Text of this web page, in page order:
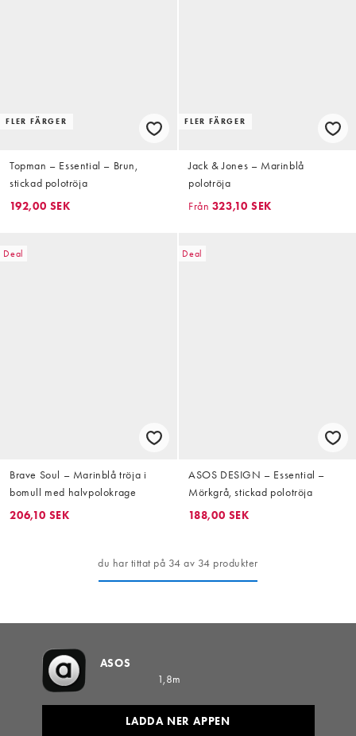
FLER FÄRGER
Topman – Essential – Brun,
stickad polotröja
192,00 SEK
FLER FÄRGER
Jack & Jones – Marinblå
polotröja
Från 323,10 SEK
Deal
Brave Soul – Marinblå tröja i
bomull med halvpolokrage
206,10 SEK
Deal
ASOS DESIGN – Essential –
Mörkgrå, stickad polotröja
188,00 SEK
du har tittat på 34 av 34 produkter
ASOS
1,8m
LADDA NER APPEN